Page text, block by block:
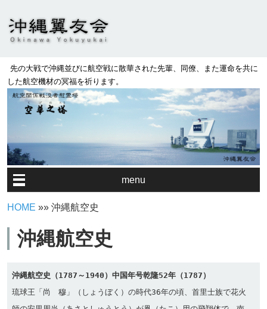
先の大戦で沖縄並びに航空戦に散華された先輩、同僚、また運命を共に
した航空機材の冥福を祈ります。
menu
HOME »» 沖縄航空史
沖縄航空史
沖縄航空史（1787～1940）中国年号乾隆52年（1787）
琉球王「尚　穆」（しょうぼく）の時代36年の頃、首里士族で花火